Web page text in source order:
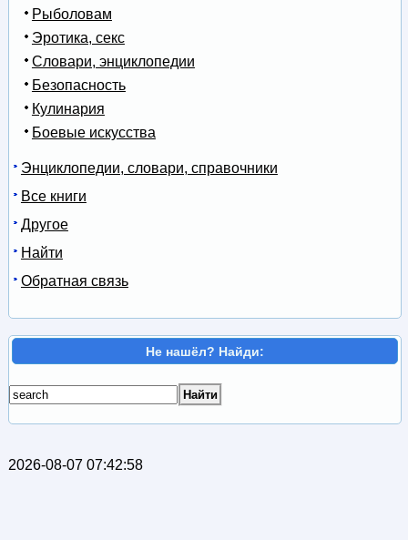
Рыболовам
Эротика, секс
Словари, энциклопедии
Безопасность
Кулинария
Боевые искусства
Энциклопедии, словари, справочники
Все книги
Другое
Найти
Обратная связь
Не нашёл? Найди:
2026-08-07 07:42:58